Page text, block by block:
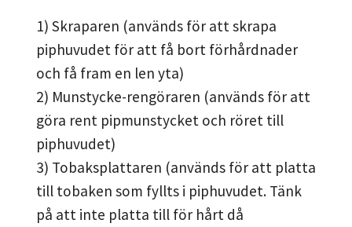
1) Skraparen (används för att skrapa
piphuvudet för att få bort förhårdnader
och få fram en len yta)
2) Munstycke-rengöraren (används för att
göra rent pipmunstycket och röret till
piphuvudet)
3) Tobaksplattaren (används för att platta
till tobaken som fyllts i piphuvudet. Tänk
på att inte platta till för hårt då